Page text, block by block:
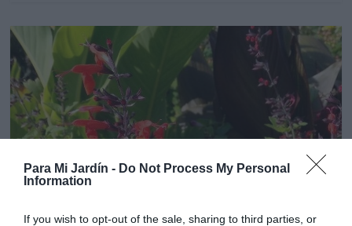
Para Mi Jardín - Do Not Process My Personal
Information
If you wish to opt-out of the sale, sharing to third parties, or